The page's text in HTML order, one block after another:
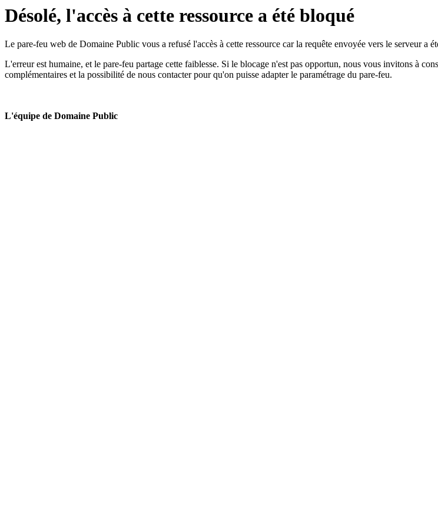
Désolé, l'accès à cette ressource a été bloqué
Le pare-feu web de Domaine Public vous a refusé l'accès à cette ressource car la requête envoyée vers le serveur a
L'erreur est humaine, et le pare-feu partage cette faiblesse. Si le blocage n'est pas opportun, nous vous invitons à
complémentaires et la possibilité de nous contacter pour qu'on puisse adapter le paramétrage du pare-feu.
L'équipe de Domaine Public